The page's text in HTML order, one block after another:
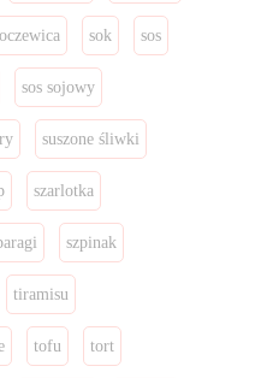
sok sos
sos sojowy
suszone śliwki
szarlotka
szpinak
tiramisu
tofu tort